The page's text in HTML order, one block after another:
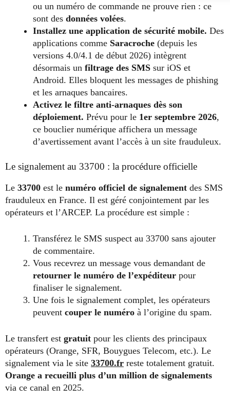
ou un numéro de commande ne prouve rien : ce
sont des données volées.
Installez une application de sécurité mobile. Des
applications comme Saracroche (depuis les
versions 4.0/4.1 de début 2026) intègrent
désormais un filtrage des SMS sur iOS et
Android. Elles bloquent les messages de phishing
et les arnaques bancaires.
Activez le filtre anti-arnaques dès son
déploiement. Prévu pour le 1er septembre 2026,
ce bouclier numérique affichera un message
d’avertissement avant l’accès à un site frauduleux.
Le signalement au 33700 : la procédure officielle
Le 33700 est le numéro officiel de signalement des SMS
frauduleux en France. Il est géré conjointement par les
opérateurs et l’ARCEP. La procédure est simple :
Transférez le SMS suspect au 33700 sans ajouter
de commentaire.
Vous recevrez un message vous demandant de
retourner le numéro de l’expéditeur pour
finaliser le signalement.
Une fois le signalement complet, les opérateurs
peuvent couper le numéro à l’origine du spam.
Le transfert est gratuit pour les clients des principaux
opérateurs (Orange, SFR, Bouygues Telecom, etc.). Le
signalement via le site 33700.fr reste totalement gratuit.
Orange a recueilli plus d’un million de signalements
via ce canal en 2025.